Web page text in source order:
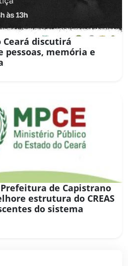
Ceará discutirá
pessoas, memória e
de Capistrano
estrutura do CREAS
do sistema